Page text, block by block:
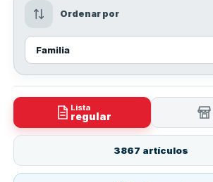
Ordenar por
Lista
regular
3867 artículos